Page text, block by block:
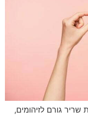
גורם לזיהומים,